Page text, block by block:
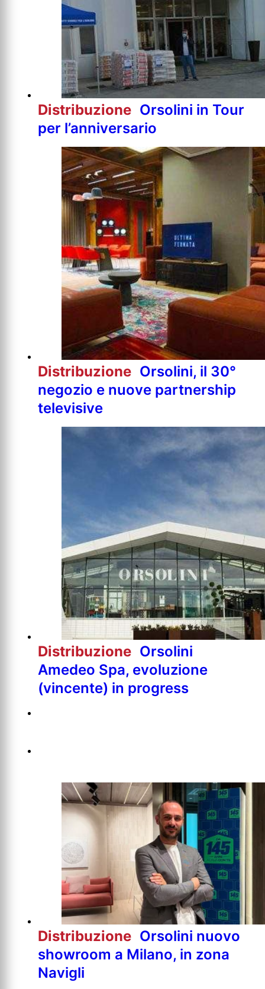
Distribuzione Orsolini in Tour
per l’anniversario
Distribuzione Orsolini, il 30°
negozio e nuove partnership
televisive
Distribuzione Orsolini
Amedeo Spa, evoluzione
(vincente) in progress
Distribuzione Orsolini nuovo
showroom a Milano, in zona
Navigli